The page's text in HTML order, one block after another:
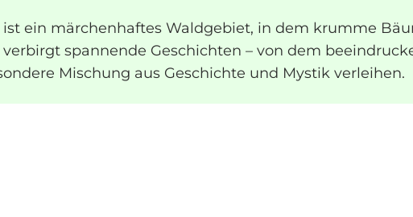
ein märchenhaftes Waldgebiet, in dem krumme
spannende Geschichten – von dem
Mischung aus Geschichte und Mystik verleihen.